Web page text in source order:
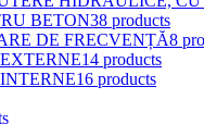
BETON38 products
DE FRECVENȚĂ8
14 products
16 products